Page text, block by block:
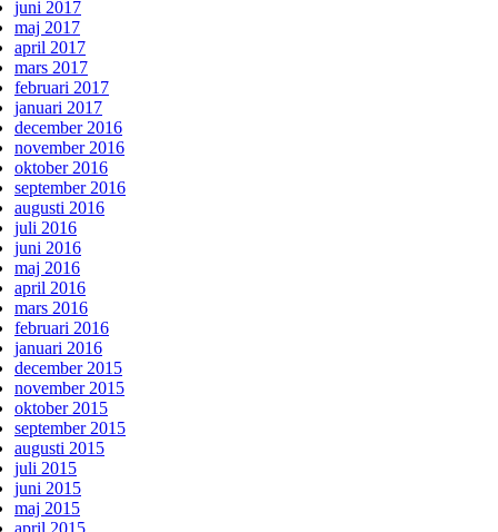
juni 2017
maj 2017
april 2017
mars 2017
februari 2017
januari 2017
december 2016
november 2016
oktober 2016
september 2016
augusti 2016
juli 2016
juni 2016
maj 2016
april 2016
mars 2016
februari 2016
januari 2016
december 2015
november 2015
oktober 2015
september 2015
augusti 2015
juli 2015
juni 2015
maj 2015
april 2015